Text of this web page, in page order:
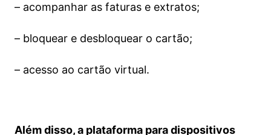
– acompanhar as faturas e extratos;
– bloquear e desbloquear o cartão;
– acesso ao cartão virtual.
Além disso, a plataforma para dispositivos